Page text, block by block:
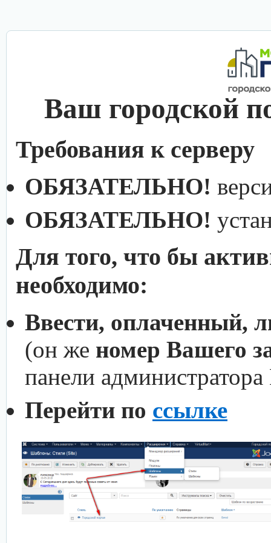
Ваш городской
Требования к серверу
ОБЯЗАТЕЛЬНО!
ОБЯЗАТЕЛЬНО!
Для того, что бы
необходимо:
Ввести, оплаченный,
(он же номер Вашего
панели
Перейти по ссылке